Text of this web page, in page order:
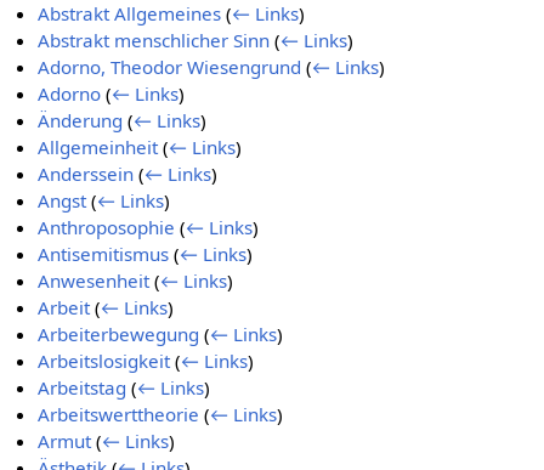
Abstrakt Allgemeines (← Links)
Abstrakt menschlicher Sinn (← Links)
Adorno, Theodor Wiesengrund (← Links)
Adorno (← Links)
Änderung (← Links)
Allgemeinheit (← Links)
Anderssein (← Links)
Angst (← Links)
Anthroposophie (← Links)
Antisemitismus (← Links)
Anwesenheit (← Links)
Arbeit (← Links)
Arbeiterbewegung (← Links)
Arbeitslosigkeit (← Links)
Arbeitstag (← Links)
Arbeitswerttheorie (← Links)
Armut (← Links)